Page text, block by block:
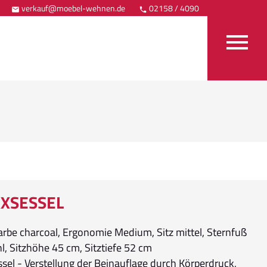
 verkauf@moebel-wehnen.de  02158 / 4090
charcoal, Ergonomie Medium, Sitz mittel, Sternfuß
Sitzhöhe 45 cm, Sitztiefe 52 cm
- Verstellung der Beinauflage durch Körperdruck,